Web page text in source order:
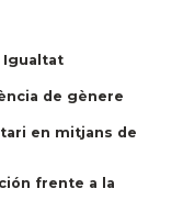
Igualtat
de gènere
en mitjans de
frente a la